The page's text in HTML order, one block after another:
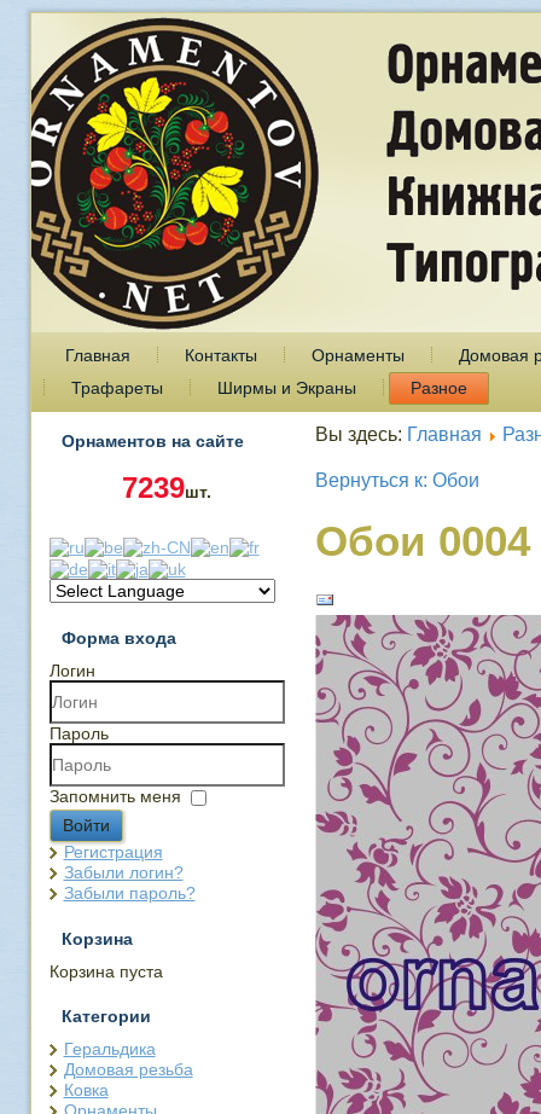
Главная Контакты Орнаменты
Домовая
Трафареты
Ширмы и Экраны Разное
Орнаментов на сайте
7239шт.
Форма входа
Логин
Пароль
Запомнить меня
Войти
Регистрация
Забыли логин?
Забыли пароль?
Корзина
Корзина пуста
Категории
Геральдика
Домовая резьба
Ковка
Орнаменты
Вы здесь: Главная
Вернуться к: Обои
Обои 0004